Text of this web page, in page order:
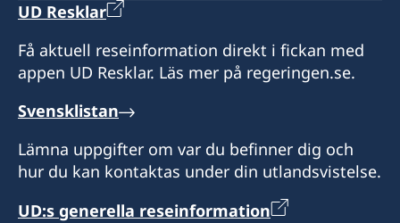
UD Resklar
Få aktuell reseinformation direkt i fickan med
appen UD Resklar. Läs mer på regeringen.se.
Svensklistan
Lämna uppgifter om var du befinner dig och
hur du kan kontaktas under din utlandsvistelse.
UD:s generella reseinformation